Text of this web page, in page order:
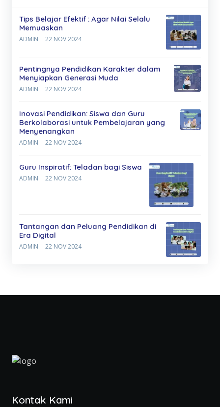
Tips Belajar Efektif : Agar Nilai Selalu
Memuaskan
ADMIN 22 NOV 2024
Pentingnya Pendidikan Karakter dalam
Menyiapkan Generasi Muda
ADMIN 22 NOV 2024
Inovasi Pendidikan: Siswa dan Guru
Berkolaborasi untuk Pembelajaran yang
Menyenangkan
ADMIN 22 NOV 2024
Guru Inspiratif: Teladan bagi Siswa
ADMIN 22 NOV 2024
Tantangan dan Peluang Pendidikan di
Era Digital
ADMIN 22 NOV 2024
Kontak Kami